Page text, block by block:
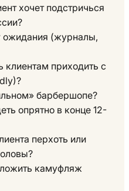
хочет подстричься
ожидания (журналы,
приходить с
барбершопе?
опрятно в конце 12-
перхоть или
камуфляж